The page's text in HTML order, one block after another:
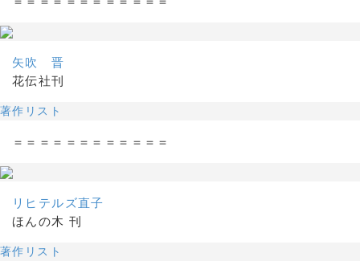
矢吹 晋
花伝社刊
著作リスト
＝＝＝＝＝＝＝＝＝＝＝＝
リヒテルズ直子
ほんの木 刊
著作リスト